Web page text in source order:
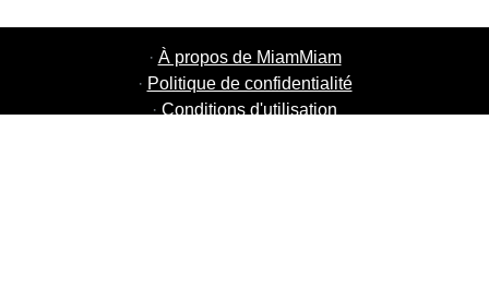
· À propos de MiamMiam
· Politique de confidentialité
· Conditions d'utilisation